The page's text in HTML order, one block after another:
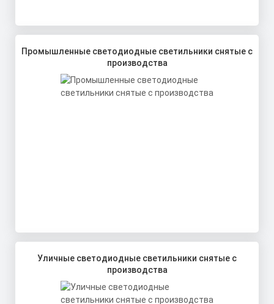
Промышленные светодиодные светильники снятые с
производства
Уличные светодиодные светильники снятые с
производства